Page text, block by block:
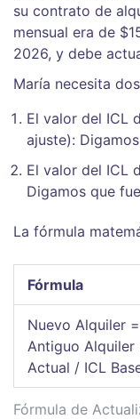
su contrato de
mensual era de
2026, y debe
María necesita
El valor del ICL
ajuste):
El valor del ICL
Digamos que fue
La fórmula
Fórmula de
Fórmula
Nuevo Alquiler =
Antiguo Alquiler
Actual / ICL